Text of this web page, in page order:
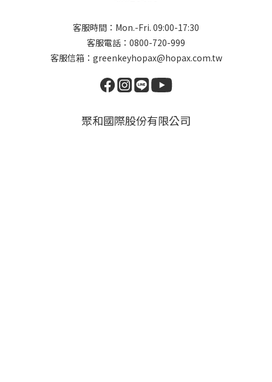
客服時間：Mon.-Fri. 09:00-17:30
客服電話：0800-720-999
客服信箱：greenkeyhopax@hopax.com.tw
聚和國際股份有限公司